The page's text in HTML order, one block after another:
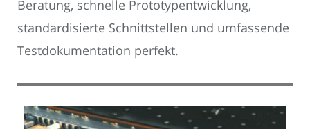
Beratung, schnelle Prototypentwicklung,
standardisierte Schnittstellen und umfassende
Testdokumentation perfekt.